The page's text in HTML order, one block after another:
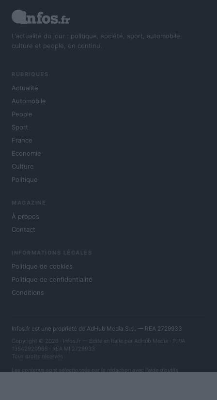
L'actualité du jour : politique, société, sport, automobile,
culture et people, en continu.
RUBRIQUES
Actualité
Automobile
People
Sport
France
Economie
Culture
Politique
MAGAZINE
À propos
Contact
INFORMATIONS LÉGALES
Politique de cookies
Politique de confidentialité
Conditions
Infos.fr est une propriété de AdHub Media S.r.l. — REA 2729933
Copyright © 2026 · Infos.fr — Édité en Italie par AdHub Media · P.IVA
13542920965 · REA MI 2729933
Tous droits réservés
Les contenus sont sélectionnés par la rédaction avec l'aide d'outils